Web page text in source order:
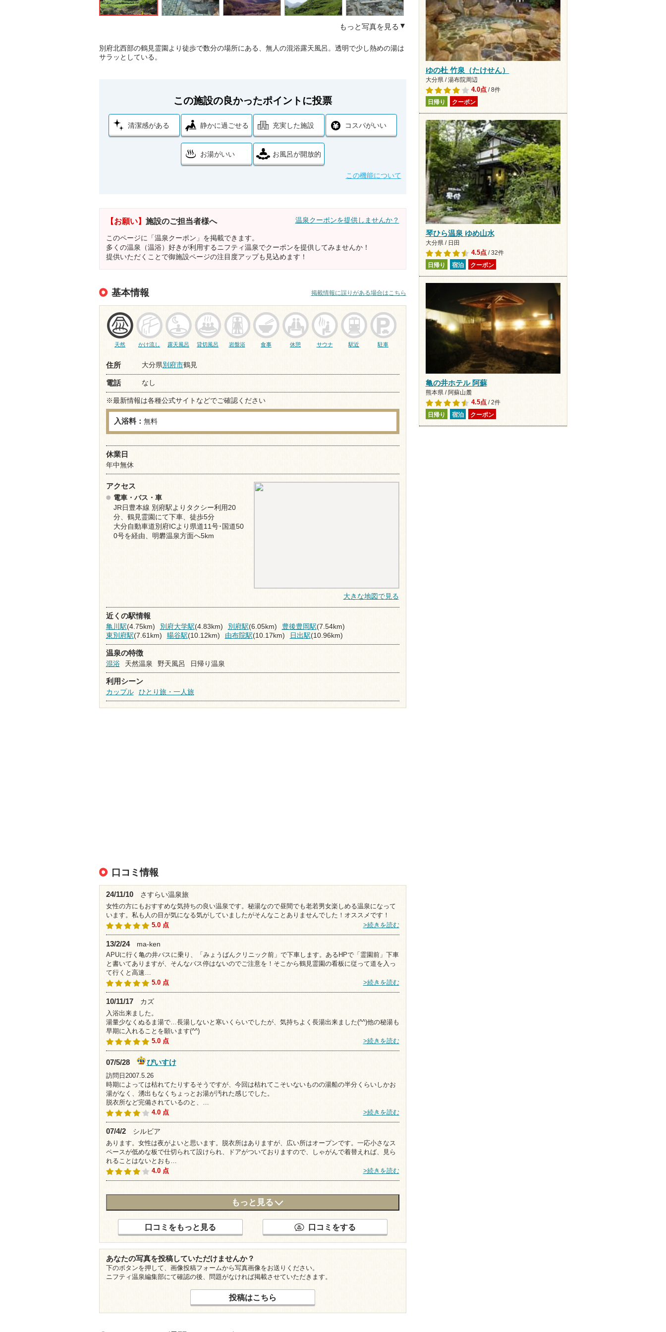
もっと写真を見る
別府北西部の鶴見霊園より徒歩で数分の場所にある、無人の混浴露天風呂。透明で少し熱めの湯は
サラッとしている。
この施設の良かったポイントに投票
清潔感がある 静かに過ごせる 充実した施設 コスパがいい
お湯がいい お風呂が開放的
この機能について
【お願い】 施設のご担当者様へ 温泉クーポンを提供しませんか？
このページに「温泉クーポン」を掲載できます。
多くの温泉（温浴）好きが利用するニフティ温泉でクーポンを提供してみませんか！
提供いただくことで御施設ページの注目度アップも見込めます！
基本情報 掲載情報に誤りがある場合はこちら
天然 かけ流し 露天風呂 貸切風呂 岩盤浴 食事 休憩 サウナ 駅近 駐車
住所 大分県別府市鶴見
電話 なし
※最新情報は各種公式サイトなどでご確認ください
入浴料： 無料
休業日
年中無休
アクセス
電車・バス・車
JR日豊本線 別府駅よりタクシー利用20
分、鶴見霊園にて下車、徒歩5分
大分自動車道別府ICより県道11号･国道50
0号を経由、明礬温泉方面へ5km
大きな地図で見る
近くの駅情報
亀川駅(4.75km) 別府大学駅(4.83km) 別府駅(6.05km) 豊後豊岡駅(7.54km)
東別府駅(7.61km) 暘谷駅(10.12km) 由布院駅(10.17km) 日出駅(10.96km)
温泉の特徴
混浴
天然温泉 野天風呂 日帰り温泉
利用シーン
カップル
ひとり旅・一人旅
口コミ情報
24/11/10 さすらい温泉旅
女性の方にもおすすめな気持ちの良い温泉です。秘湯なので昼間でも老若男女楽しめる温泉になって
います。私も人の目が気になる気がしていましたがそんなことありませんでした！オススメです！
5.0 点
>続きを読む
13/2/24 ma-ken
APUに行く亀の井バスに乗り、「みょうばんクリニック前」で下車します。あるHPで「霊園前」下車
と書いてありますが、そんなバス停はないのでご注意を！そこから鶴見霊園の看板に従って道を入っ
て行くと高速…
5.0 点
>続きを読む
10/11/17 カズ
入浴出来ました。
湯量少なくぬるま湯で…長湯しないと寒いくらいでしたが、気持ちよく長湯出来ました(^^)他の秘湯も
早期に入れることを願います(^^)
5.0 点
>続きを読む
07/5/28
ぴいすけ
訪問日2007.5.26
時期によっては枯れてたりするそうですが、今回は枯れてこそいないものの湯船の半分くらいしかお
湯がなく、湧出もなくちょっとお湯が汚れた感じでした。
脱衣所など完備されているのと、…
4.0 点
>続きを読む
07/4/2 シルビア
あります。女性は夜がよいと思います。脱衣所はありますが、広い所はオープンです。一応小さなス
ペースが低めな板で仕切られて設けられ、ドアがついておりますので、しゃがんで着替えれば、見ら
れることはないとおも…
4.0 点
>続きを読む
もっと見る
口コミをもっと見る 口コミをする
あなたの写真を投稿していただけませんか？
下のボタンを押して、画像投稿フォームから写真画像をお送りください。
ニフティ温泉編集部にて確認の後、問題がなければ掲載させていただきます。
投稿はこちら
ゆの杜 竹泉（たけせん）
大分県 / 湯布院周辺
4.0点/ 8件
日帰り クーポン
琴ひら温泉 ゆめ山水
大分県 / 日田
4.5点/ 32件
日帰り 宿泊 クーポン
亀の井ホテル 阿蘇
熊本県 / 阿蘇山麓
4.5点/ 2件
日帰り 宿泊 クーポン